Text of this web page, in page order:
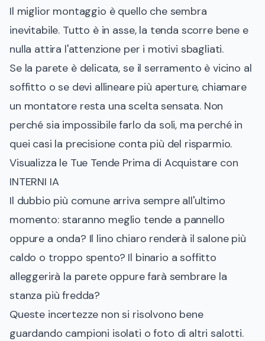
Il miglior montaggio è quello che sembra
inevitabile. Tutto è in asse, la tenda scorre bene e
nulla attira l'attenzione per i motivi sbagliati.
Se la parete è delicata, se il serramento è vicino al
soffitto o se devi allineare più aperture, chiamare
un montatore resta una scelta sensata. Non
perché sia impossibile farlo da soli, ma perché in
quei casi la precisione conta più del risparmio.
Visualizza le Tue Tende Prima di Acquistare con
INTERNI IA
Il dubbio più comune arriva sempre all'ultimo
momento: staranno meglio tende a pannello
oppure a onda? Il lino chiaro renderà il salone più
caldo o troppo spento? Il binario a soffitto
alleggerirà la parete oppure farà sembrare la
stanza più fredda?
Queste incertezze non si risolvono bene
guardando campioni isolati o foto di altri salotti.